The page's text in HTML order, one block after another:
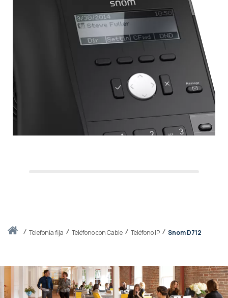
Iniciotelefonía fija Teléfono con Cable Teléfono IP Snom D712